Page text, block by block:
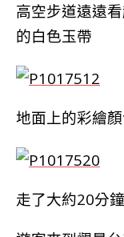
高空步道遠遠
的白色玉帶
地面上的彩繪
走了大約20分